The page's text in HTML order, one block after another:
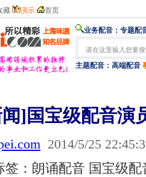
藏 演示 首页
业务配音： 专题配
主题配音： 高端配音
]国宝级配音演
2014/5/25
签：朗诵配音 国宝级配